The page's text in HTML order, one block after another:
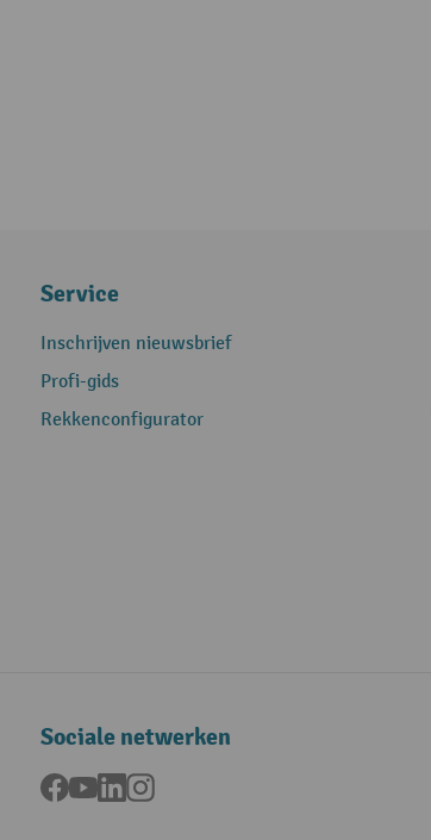
Service
Inschrijven nieuwsbrief
Profi-gids
Rekkenconfigurator
Sociale netwerken
Facebook
YouTubeLinkedInInstagram